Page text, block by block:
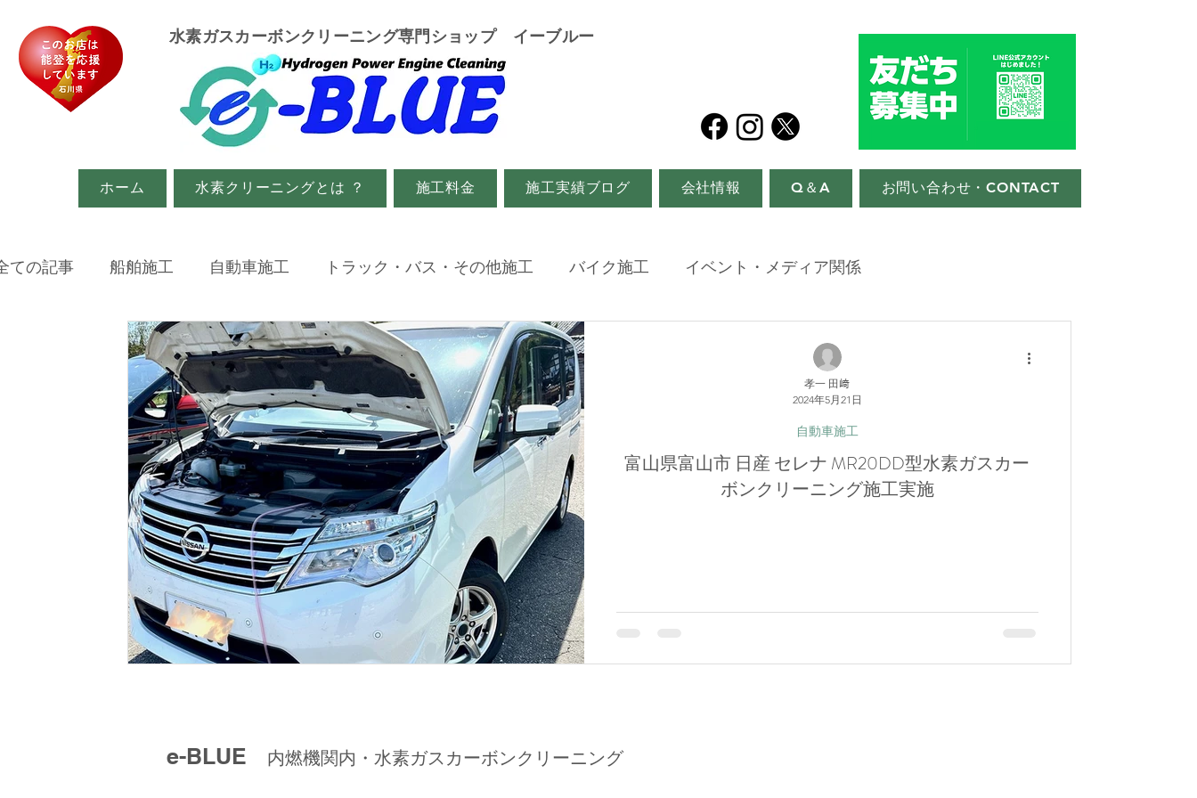
​水素ガスカーボンクリーニング専門ショップ イーブルー
ホーム 水素クリーニングとは ？ 施工料金 施工実績ブログ 会社情報 Q＆A お問い合わせ・CONTACT
ての記事 船舶施工 自動車施工 トラック・バス・その他施工 バイク施工 イベント・メディア関係
富山県富山市 日産 セレナ MR20DD型水素ガスカー
ボンクリーニング施工実施
自動車施工
孝一 田﨑
2024年5月21日
e-BLUE 内燃機関内・水素ガスカーボンクリーニング